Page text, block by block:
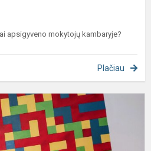
apsigyveno mokytojų kambaryje?
Plačiau